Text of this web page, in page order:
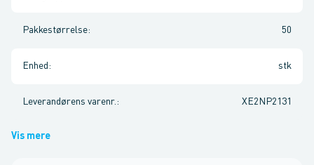
Pakkestørrelse: 50
Enhed : stk
Leverandørens varenr. : XE2NP2131
Vis mere